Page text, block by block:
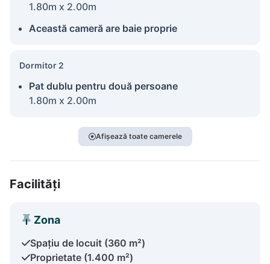
1.80m x 2.00m
Această cameră are baie proprie
Dormitor 2
Pat dublu pentru două persoane
1.80m x 2.00m
Afișează toate camerele
Facilități
Zona
Spațiu de locuit (360 m²)
Proprietate (1.400 m²)